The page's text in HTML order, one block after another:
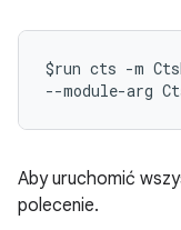
$run cts -m
--module-arg
Aby uruchomić
polecenie.